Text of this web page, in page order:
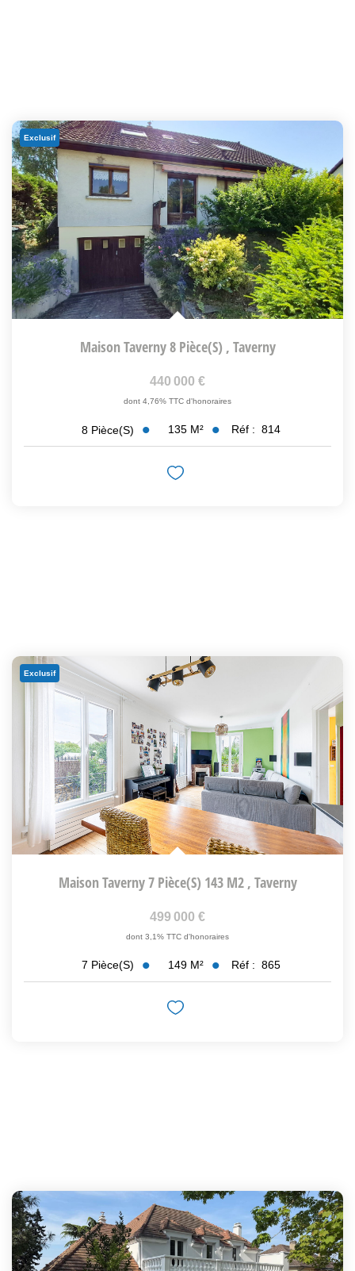
Exclusif
Maison Taverny 8 Pièce(s) , Taverny
440 000 €
dont 4,76% TTC d'honoraires
8 Pièce(s) 135 M² Réf : 814
Exclusif
Maison Taverny 7 Pièce(s) 143 M2 , Taverny
499 000 €
dont 3,1% TTC d'honoraires
7 Pièce(s) 149 M² Réf : 865